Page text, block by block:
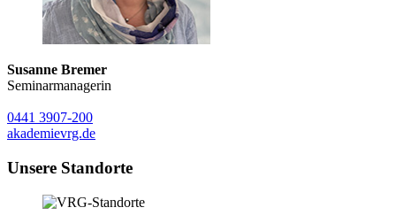
Susanne Bremer
Seminarmanagerin
0441 3907-200
akademievrg.de
Unsere Standorte